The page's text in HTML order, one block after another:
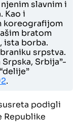
slavnim i
Kao i
koreografijom
bratom
ista borba.
srpstva.
Srbija”-
.
podigli
Republike